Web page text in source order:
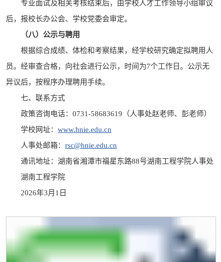
专业面试及相关考核结束后，由学校人才工作领导小组审议
后，报校长办公会、学校党委会审定。
（八）公示与聘用
根据综合成绩、体检和考察结果，经学校研究确定拟聘用人
员。经审查合格，向社会进行公示，时间为7个工作日。公示无
异议后，按程序办理聘用手续。
七、联系方式
政策咨询电话：0731-58683619（人事处赵老师、彭老师）
学校网址： www.hnie.edu.cn
人事处邮箱： rsc@hnie.edu.cn
通讯地址：湖南省湘潭市福星东路88号湖南工程学院人事处
湖南工程学院
2026年3月1日